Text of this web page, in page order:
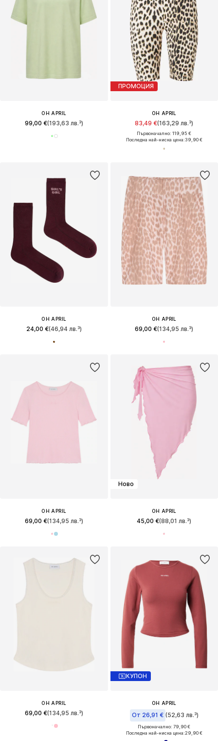
OH APRIL
99,00 €(193,63 лв.³)
ПРОМОЦИЯ
OH APRIL
83,49 €(163,29 лв.³)
Първоначално: 119,95 €
Последна най-ниска цена:39,90 €
OH APRIL
24,00 €(46,94 лв.³)
OH APRIL
69,00 €(134,95 лв.³)
OH APRIL
69,00 €(134,95 лв.³)
Ново
OH APRIL
45,00 €(88,01 лв.³)
OH APRIL
69,00 €(134,95 лв.³)
КУПОН
OH APRIL
От 26,91 € (52,63 лв.³)
Първоначално: 79,90 €
Последна най-ниска цена:29,90 €